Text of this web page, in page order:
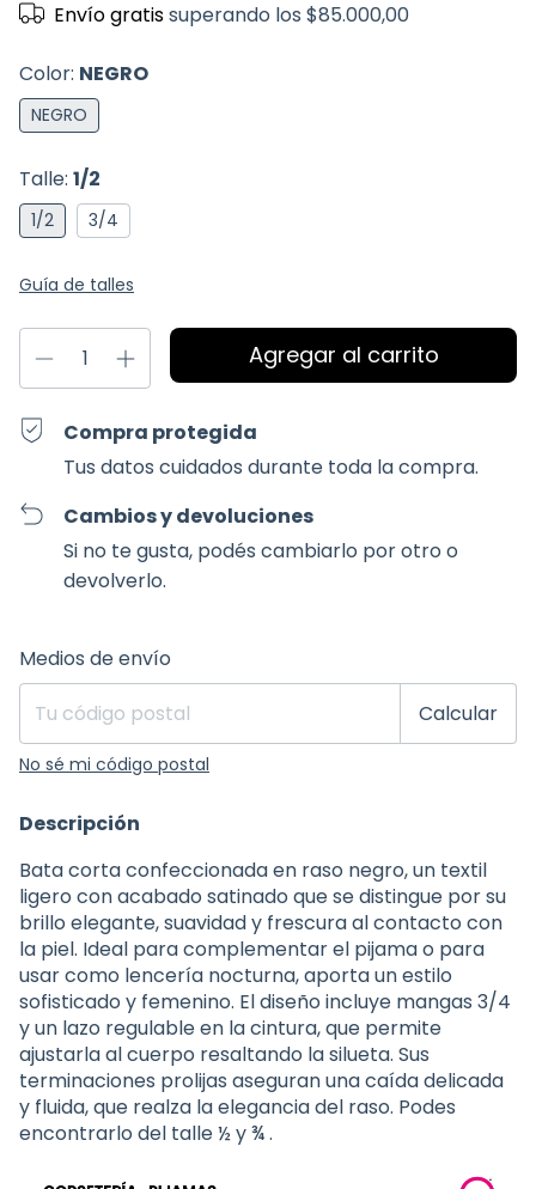
Envío gratissuperando los$85.000,00
Color: NEGRO
NEGRO
Talle: 1/2
1/2 3/4
Guía de talles
Compra protegida
Tus datos cuidados durante toda la compra.
Cambios y devoluciones
Si no te gusta, podés cambiarlo por otro o
devolverlo.
Entregas para el CP:
Medios de envío
Calcular
No sé mi código postal
Descripción
Bata corta confeccionada en raso negro, un textil
ligero con acabado satinado que se distingue por su
brillo elegante, suavidad y frescura al contacto con
la piel. Ideal para complementar el pijama o para
usar como lencería nocturna, aporta un estilo
sofisticado y femenino. El diseño incluye mangas 3/4
y un lazo regulable en la cintura, que permite
ajustarla al cuerpo resaltando la silueta. Sus
terminaciones prolijas aseguran una caída delicada
y fluida, que realza la elegancia del raso. Podes
encontrarlo del talle ½ y ¾ .